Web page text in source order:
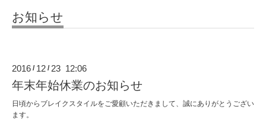
お知らせ
2016 / 12 / 23 12:06
年末年始休業のお知らせ
日頃からブレイクスタイルをご愛顧いただきまして、誠にありがとうござい
ます。